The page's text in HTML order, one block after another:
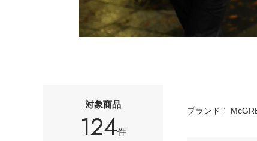
対象商品
124件
ブランド